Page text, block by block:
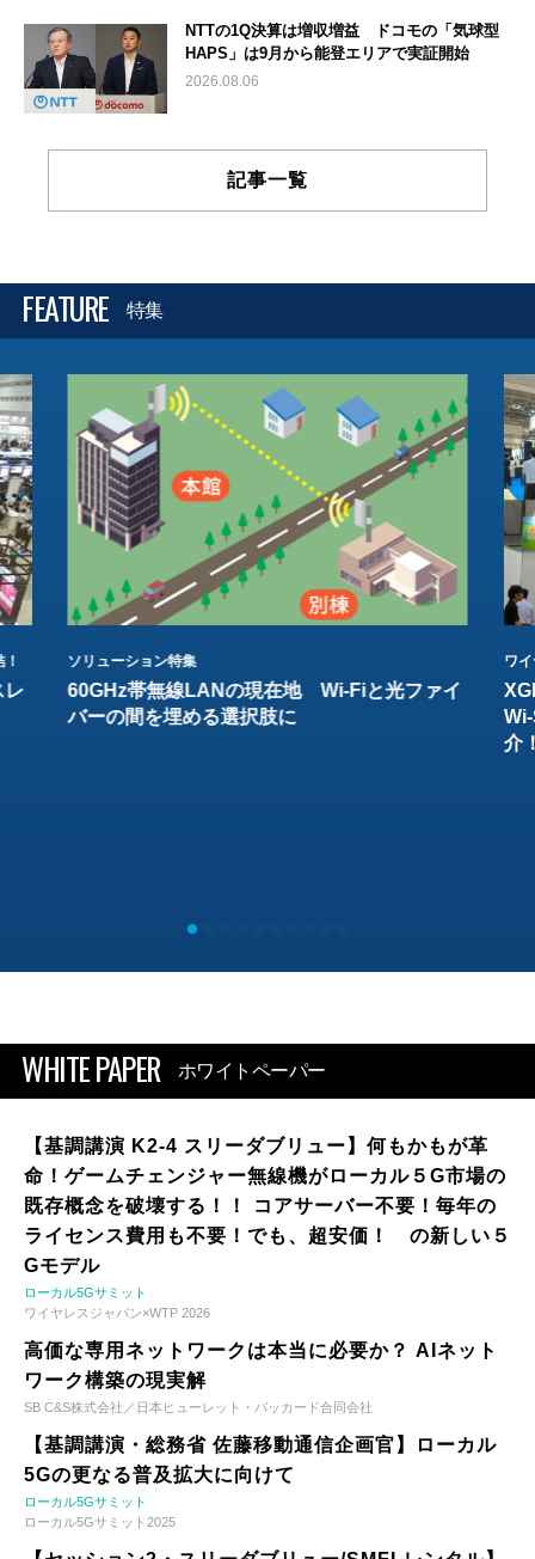
NTTの1Q決算は増収増益 ドコモの「気球型
HAPS」は9月から能登エリアで実証開始
2026.08.06
記事一覧
FEATURE 特集
レ
ソリューション特集
60GHz帯無線LANの現在地 Wi-Fiと光ファイ
バーの間を埋める選択肢に
ワ
介
WHITE PAPER ホワイトペーパー
【基調講演 K2-4 スリーダブリュー】何もかもが革
命！ゲームチェンジャー無線機がローカル５G市場の
既存概念を破壊する！！ コアサーバー不要！毎年の
ライセンス費用も不要！でも、超安価！ の新しい５
Gモデル
ローカル5Gサミット
ワイヤレスジャパン×WTP 2026
高価な専用ネットワークは本当に必要か？ AIネット
ワーク構築の現実解
SB C&S株式会社／日本ヒューレット・パッカード合同会社
【基調講演・総務省 佐藤移動通信企画官】ローカル
5Gの更なる普及拡大に向けて
ローカル5Gサミット
ローカル5Gサミット2025